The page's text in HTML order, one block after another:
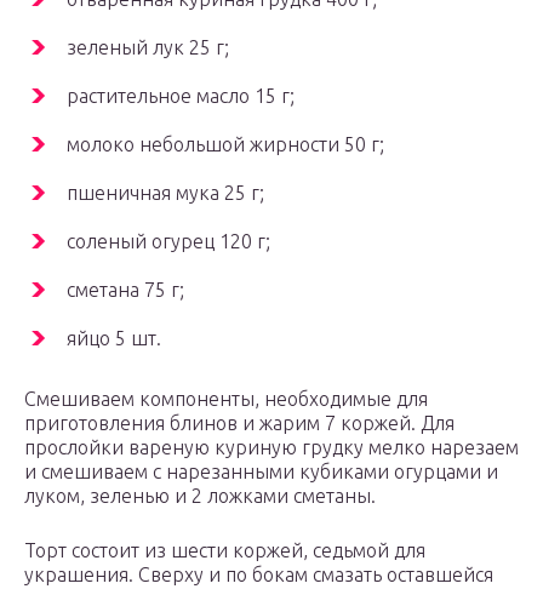
зеленый лук 25 г;
растительное масло 15 г;
молоко небольшой жирности 50 г;
пшеничная мука 25 г;
соленый огурец 120 г;
сметана 75 г;
яйцо 5 шт.
Смешиваем компоненты, необходимые для
приготовления блинов и жарим 7 коржей. Для
прослойки вареную куриную грудку мелко нарезаем
и смешиваем с нарезанными кубиками огурцами и
луком, зеленью и 2 ложками сметаны.
Торт состоит из шести коржей, седьмой для
украшения. Сверху и по бокам смазать оставшейся